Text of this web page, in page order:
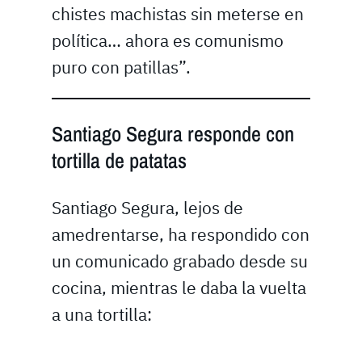
chistes machistas sin meterse en
política… ahora es comunismo
puro con patillas”.
Santiago Segura responde con
tortilla de patatas
Santiago Segura, lejos de
amedrentarse, ha respondido con
un comunicado grabado desde su
cocina, mientras le daba la vuelta
a una tortilla: